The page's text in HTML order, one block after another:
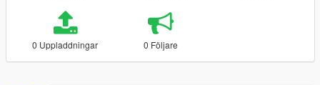
0 Uppladdningar 0 Följare